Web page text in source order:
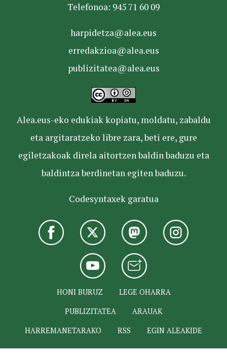
Telefonoa: 945 71 60 09
harpidetza@alea.eus
erredakzioa@alea.eus
publizitatea@alea.eus
Alea.eus-eko edukiak kopiatu, moldatu, zabaldu
eta argitaratzeko libre zara, beti ere, gure
egiletzakoak direla aitortzen baldin baduzu eta
baldintza berdinetan egiten baduzu.
Codesyntaxek garatua
HONI BURUZ
LEGE OHARRA
PUBLIZITATEA
ARAUAK
HARREMANETARAKO
RSS EGIN ALEAKIDE